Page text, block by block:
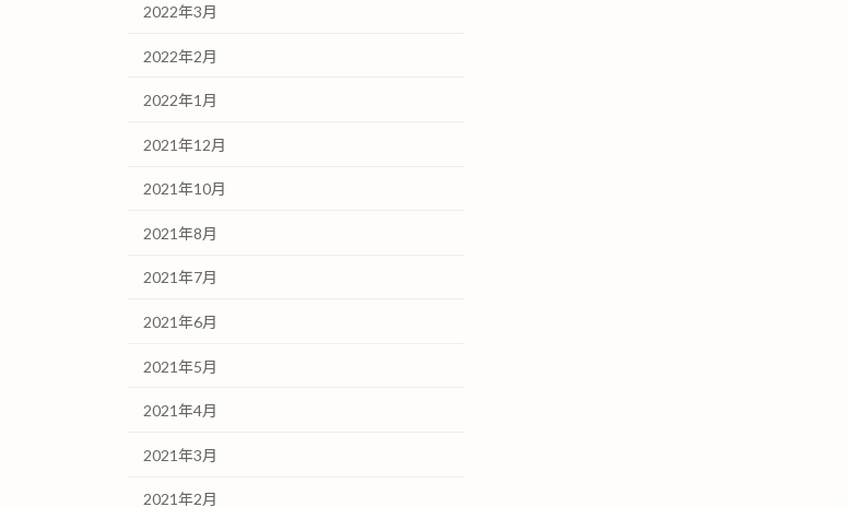
2022年3月
2022年2月
2022年1月
2021年12月
2021年10月
2021年8月
2021年7月
2021年6月
2021年5月
2021年4月
2021年3月
2021年2月